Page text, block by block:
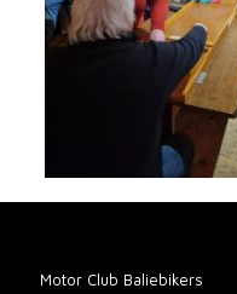
Motor Club Baliebikers